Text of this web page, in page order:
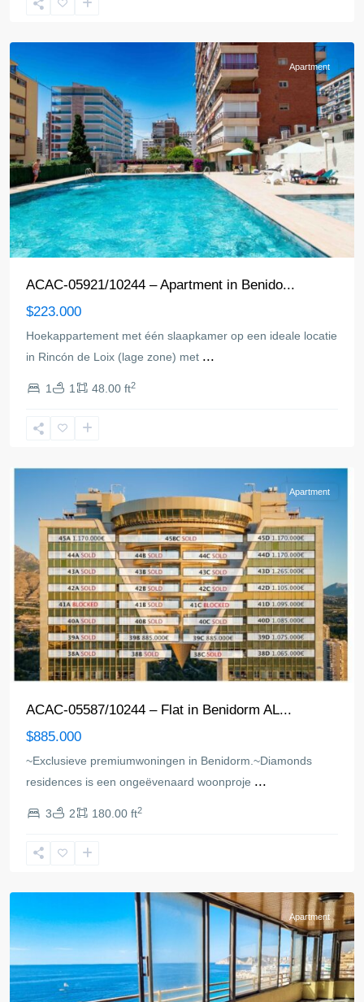
Apartment
ACAC-05921/10244 – Apartment in Benido...
$223.000
Hoekappartement met één slaapkamer op een ideale locatie
in Rincón de Loix (lage zone) met ...
1 1 48.00 ft2
Apartment
ACAC-05587/10244 – Flat in Benidorm AL...
$885.000
~Exclusieve premiumwoningen in Benidorm.~Diamonds
residences is een ongeëvenaard woonproje ...
3 2 180.00 ft2
Apartment